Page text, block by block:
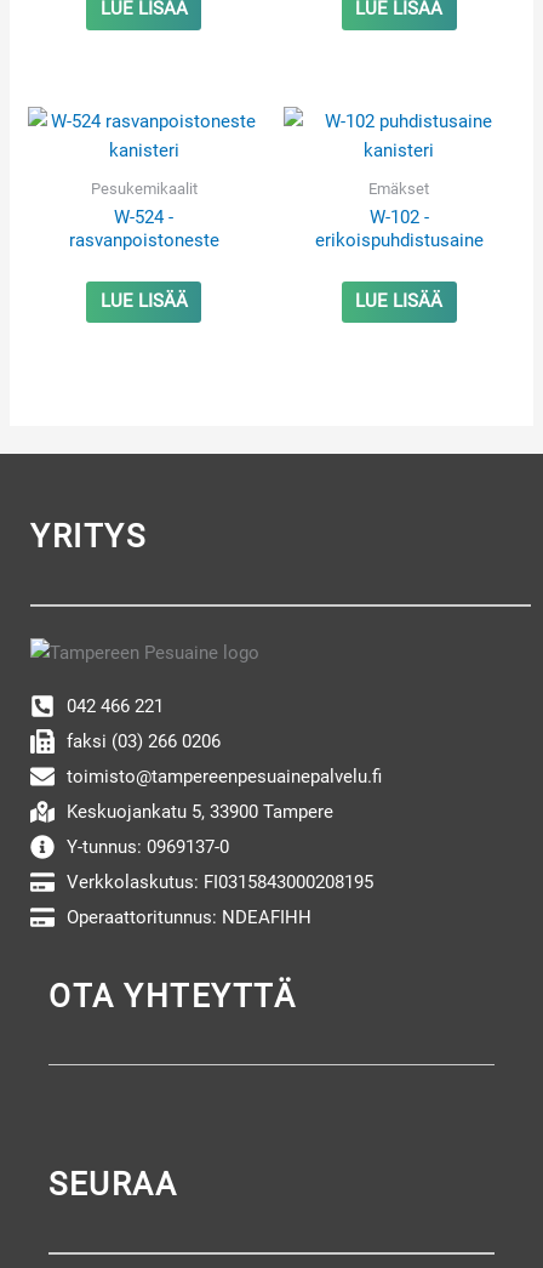
LUE LISÄÄ LUE LISÄÄ
Pesukemikaalit
W-524 -
rasvanpoistoneste
LUE LISÄÄ
Emäkset
W-102 -
erikoispuhdistusaine
LUE LISÄÄ
YRITYS
042 466 221
faksi (03) 266 0206
toimisto@tampereenpesuainepalvelu.fi
Keskuojankatu 5, 33900 Tampere
Y-tunnus: 0969137-0
Verkkolaskutus: FI0315843000208195
Operaattoritunnus: NDEAFIHH
OTA YHTEYTTÄ
SEURAA